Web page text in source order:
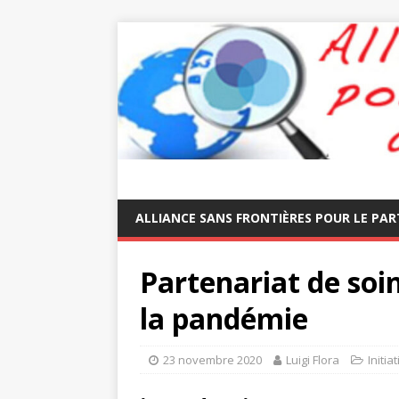
ALLIANCE SANS FRONTIÈRES POUR LE
Partenariat de
la pandémie
23 novembre 2020 Luigi Flora